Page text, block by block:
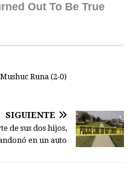
Runa (2-0)
SIGUIENTE
de sus dos hijos,
en un auto